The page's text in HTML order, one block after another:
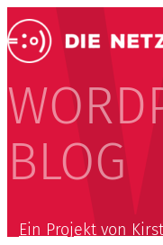
BLOG
Ein Projekt von